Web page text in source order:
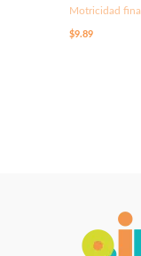
Motricidad fina
$9.89